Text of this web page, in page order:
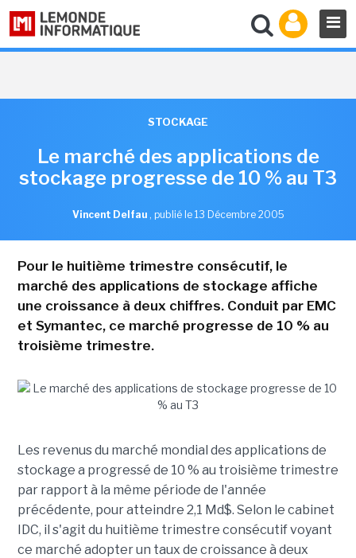
STOCKAGE
Le marché des applications de
stockage progresse de 10 % au T3
Vincent Delfau , publié le 13 Décembre 2005
Pour le huitième trimestre consécutif, le
marché des applications de stockage affiche
une croissance à deux chiffres. Conduit par EMC
et Symantec, ce marché progresse de 10 % au
troisième trimestre.
Les revenus du marché mondial des applications de
stockage a progressé de 10 % au troisième trimestre
par rapport à la même période de l'année
précédente, pour atteindre 2,1 Md$. Selon le cabinet
IDC, il s'agit du huitième trimestre consécutif voyant
ce marché adopter un taux de croissance à deux